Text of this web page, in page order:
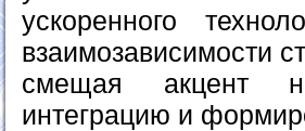
ускоренного
взаимозависимости
смещая акцент
интеграцию и